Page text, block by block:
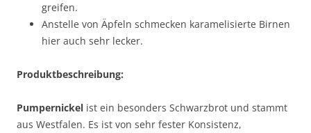
greifen.
Anstelle von Äpfeln schmecken karamelisierte Birnen
hier auch sehr lecker.
Produktbeschreibung:
Pumpernickel ist ein besonders Schwarzbrot und stammt
aus Westfalen. Es ist von sehr fester Konsistenz,